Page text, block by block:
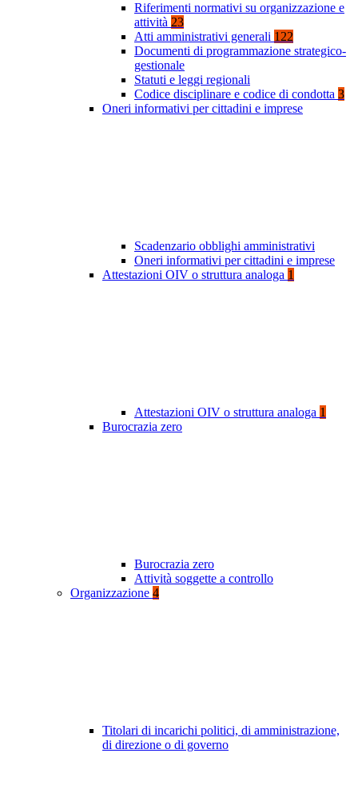
Riferimenti normativi su organizzazione e
attività 23
Atti amministrativi generali 122
Documenti di programmazione strategico-
gestionale
Statuti e leggi regionali
Codice disciplinare e codice di condotta 3
Oneri informativi per cittadini e imprese
Scadenzario obblighi amministrativi
Oneri informativi per cittadini e imprese
Attestazioni OIV o struttura analoga 1
Attestazioni OIV o struttura analoga 1
Burocrazia zero
Burocrazia zero
Attività soggette a controllo
Organizzazione 4
Titolari di incarichi politici, di amministrazione,
di direzione o di governo